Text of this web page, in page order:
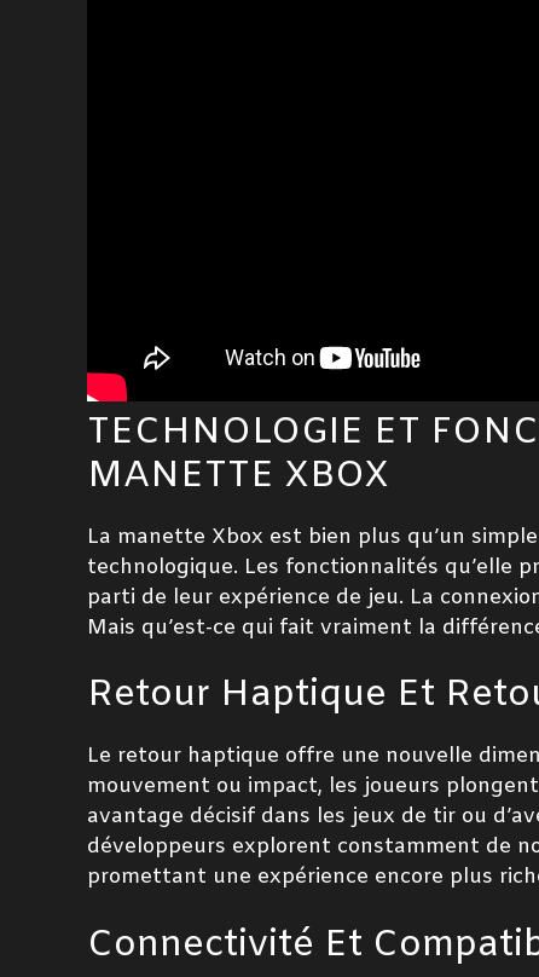
TECHNOLOGIE ET
MANETTE XBOX
La manette Xbox est bien plus qu’un
technologique. Les fonctionnalités qu’elle
parti de leur expérience de jeu. La
Mais qu’est-ce qui fait vraiment la
Retour Haptique Et
Le retour haptique offre une nouvelle
mouvement ou impact, les joueurs
avantage décisif dans les jeux de tir ou
développeurs explorent constamment de
promettant une expérience encore plus
Connectivité Et